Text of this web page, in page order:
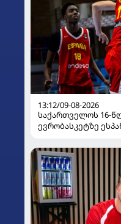
13:12/09-08-2026
საქართველოს 16-
ევრობასკეტზე